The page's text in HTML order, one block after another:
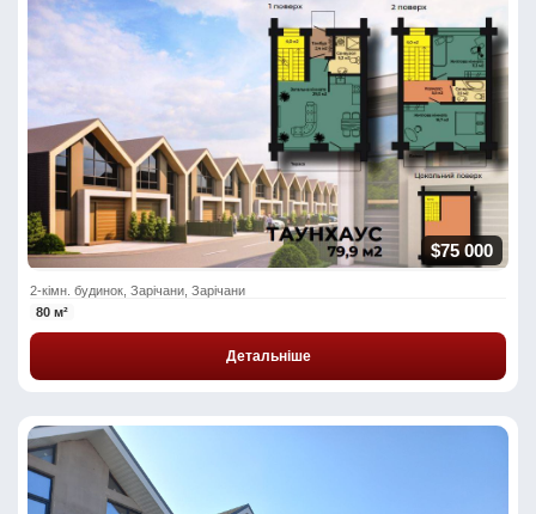
$75 000
2-кімн. будинок, Зарічани, Зарічани
80 м²
Детальніше